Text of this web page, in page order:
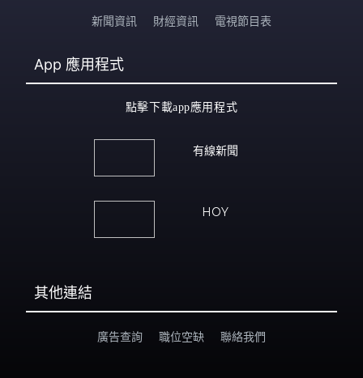
新聞資訊 財經資訊 電視節目表
App 應用程式
點擊下載app應用程式
有線新聞
HOY
其他連結
廣告查詢 職位空缺 聯絡我們